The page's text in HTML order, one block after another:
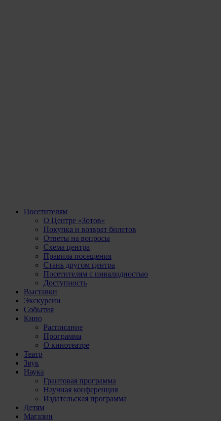
Посетителям
О Центре «Зотов»
Покупка и возврат билетов
Ответы на вопросы
Схема центра
Правила посещения
Стань другом центра
Посетителям с инвалидностью
Доступность
Выставки
Экскурсии
События
Кино
Расписание
Программа
О кинотеатре
Театр
Звук
Наука
Грантовая программа
Научная конференция
Издательская программа
Детям
Магазин